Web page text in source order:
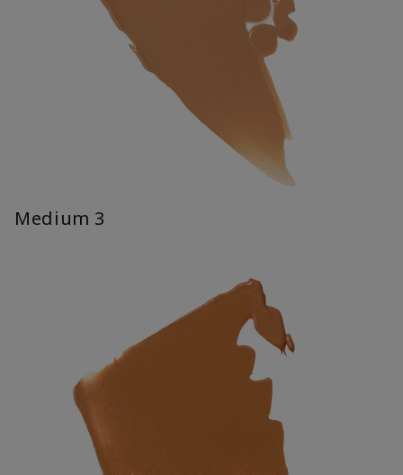
Medium 3